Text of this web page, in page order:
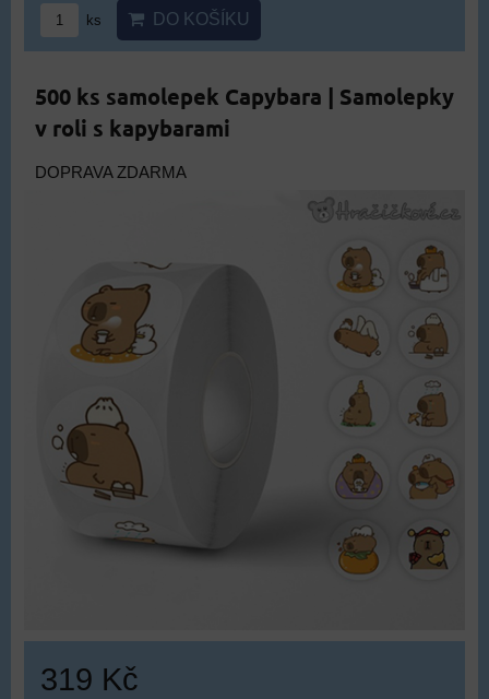
ks DO KOŠÍKU
500 ks samolepek Capybara | Samolepky
v roli s kapybarami
DOPRAVA ZDARMA
319 Kč